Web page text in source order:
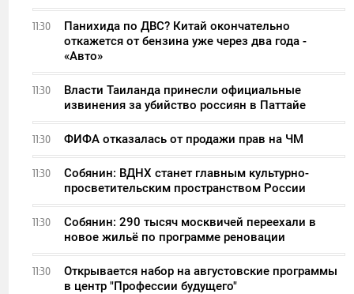
11:30
Панихида по ДВС? Китай окончательно
откажется от бензина уже через два года -
«Авто»
11:30
Власти Таиланда принесли официальные
извинения за убийство россиян в Паттайе
11:30 ФИФА отказалась от продажи прав на ЧМ
11:30
Собянин: ВДНХ станет главным культурно-
просветительским пространством России
11:30
Собянин: 290 тысяч москвичей переехали в
новое жильё по программе реновации
11:30
Открывается набор на августовские программы
в центр "Профессии будущего"